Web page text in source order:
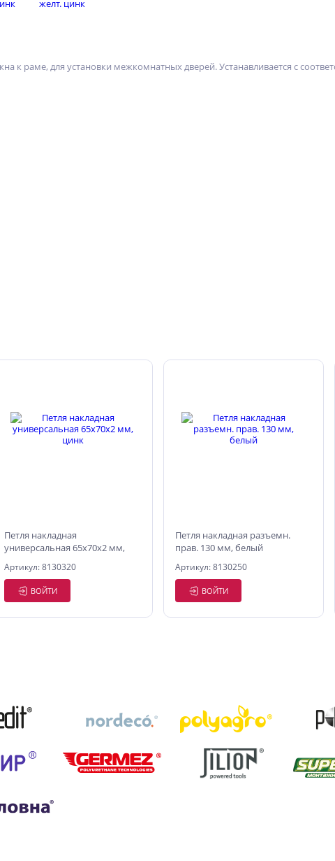
к раме, для установки межкомнатных дверей. Устанавливается с
Петля накладная
универсальная 65х70х2 мм,
Артикул: 8130320
ВОЙТИ
Петля накладная разъемн.
прав. 130 мм, белый
Артикул: 8130250
ВОЙТИ